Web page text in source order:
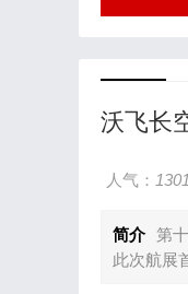
沃飞长
人气： 1301
简介 第
此次航展